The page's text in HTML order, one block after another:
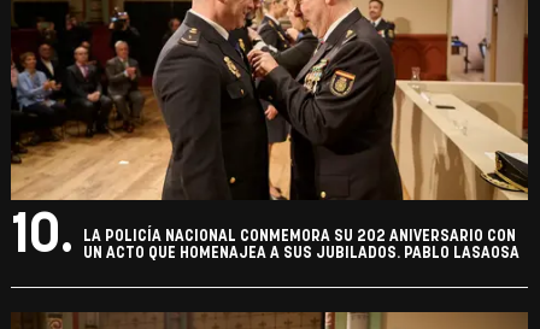
10.
LA POLICÍA NACIONAL CONMEMORA SU 202 ANIVERSARIO CON
UN ACTO QUE HOMENAJEA A SUS JUBILADOS. PABLO LASAOSA